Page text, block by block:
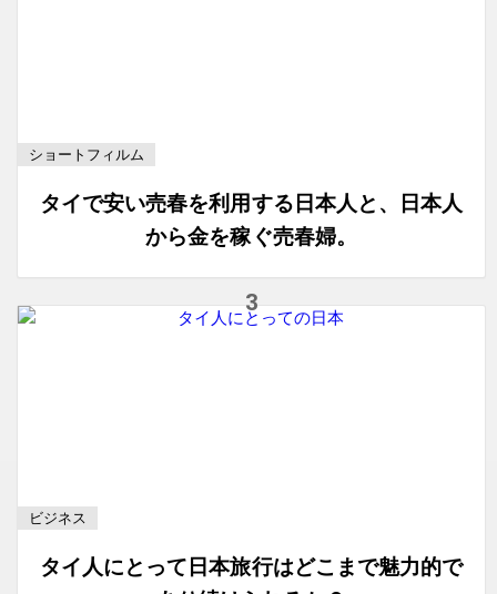
ショートフィルム
タイで安い売春を利用する日本人と、日本人
から金を稼ぐ売春婦。
ビジネス
タイ人にとって日本旅行はどこまで魅力的で